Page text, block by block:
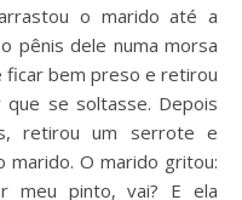
o marido até a
pênis dele numa morsa
ficar bem preso e retirou
que se soltasse. Depois
retirou um serrote e
marido. O marido gritou:
meu pinto, vai? E ela